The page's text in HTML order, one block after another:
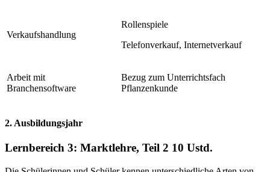
Verkaufshandlung
Rollenspiele
Telefonverkauf, Internetverkauf
Arbeit mit
Branchensoftware
Bezug zum Unterrichtsfach
Pflanzenkunde
2. Ausbildungsjahr
Lernbereich 3: Marktlehre, Teil 2 10 Ustd.